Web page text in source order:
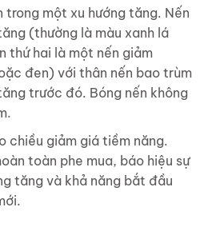
trong một xu hướng tăng. Nến
(thường là màu xanh lá
thứ hai là một nến giảm
đen) với thân nến bao trùm
trước đó. Bóng nến không
chiều giảm giá tiềm năng.
toàn phe mua, báo hiệu sự
tăng và khả năng bắt đầu